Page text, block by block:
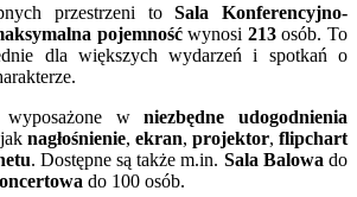
przestrzeni toSala Konferencyjno-
pojemnośćwynosi 213osób. To
dla większych wydarzeń i spotkań o
wyposażone wniezbędne udogodnienia
nagłośnienie, ekran, projektor, flipchart
. Dostępne są także m.in. Sala Balowa do
do 100 osób.